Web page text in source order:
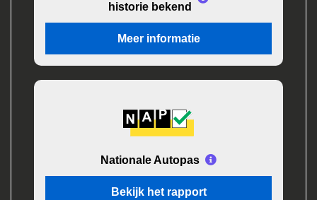
historie bekend
Meer informatie
Nationale Autopas
Bekijk het rapport